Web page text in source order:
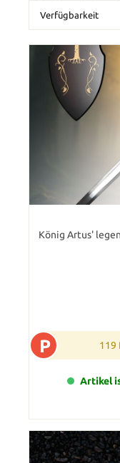
König Artus'
P 119
Artikel